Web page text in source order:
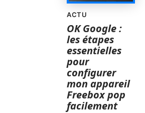
ACTU
OK Google :
les étapes
essentielles
pour
configurer
mon appareil
Freebox pop
facilement